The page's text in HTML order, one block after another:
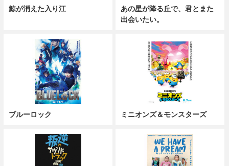
鯨が消えた入り江
あの星が降る丘で、君とまた
出会いたい。
ブルーロック ミニオンズ＆モンスターズ